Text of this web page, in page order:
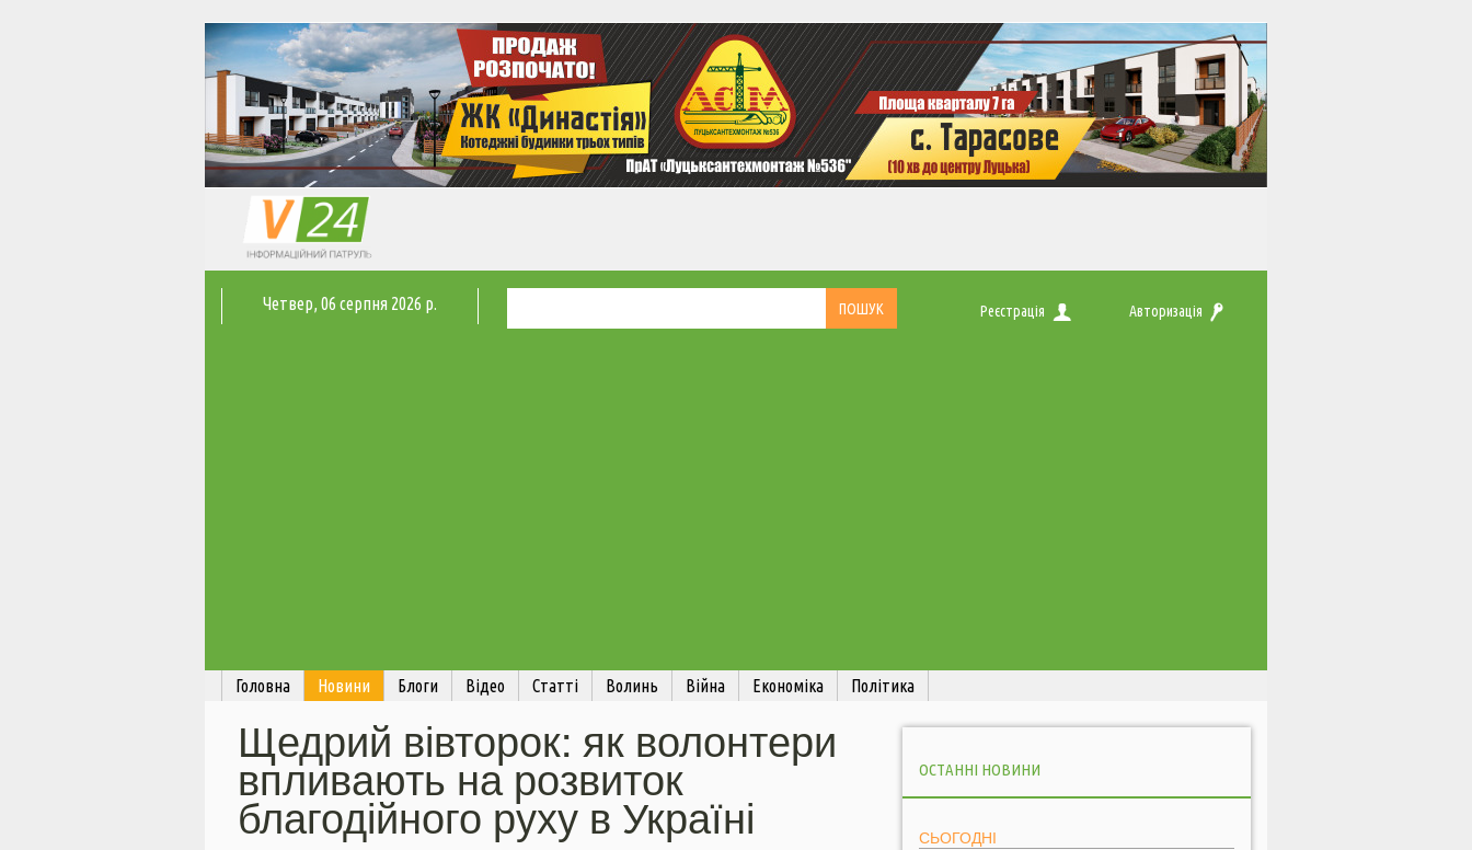
Четвер, 06 серпня 2026 р. Реєстрація Авторизація
Головна Новини Блоги Відео Статті Волинь Війна Економіка Політика
Щедрий вівторок: як волонтери
впливають на розвиток
благодійного руху в Україні
ОСТАННІ НОВИНИ
СЬОГОДНІ